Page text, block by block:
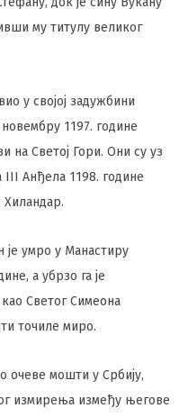
му титулу великог
у својој задужбини
1197. године
на Светој Гори. Они су уз
III Анђела 1198. године
је умро у Манастиру
а убрзо га је
Светог Симеона
точиле миро.
очеве мошти у Србију,
измирења између његове